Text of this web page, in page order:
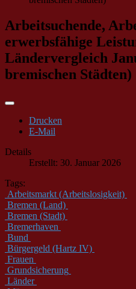
Arbeitsuchende,
erwerbsfähige
Ländervergleich
bremischen Städten)
Drucken
E-Mail
Details
Erstellt: 30. Januar 2026
Tags:
Arbeitsmarkt (Arbeitslosigkeit)
Bremen (Land)
Bremen (Stadt)
Bremerhaven
Bund
Bürgergeld (Hartz IV)
Frauen
Grundsicherung
Länder